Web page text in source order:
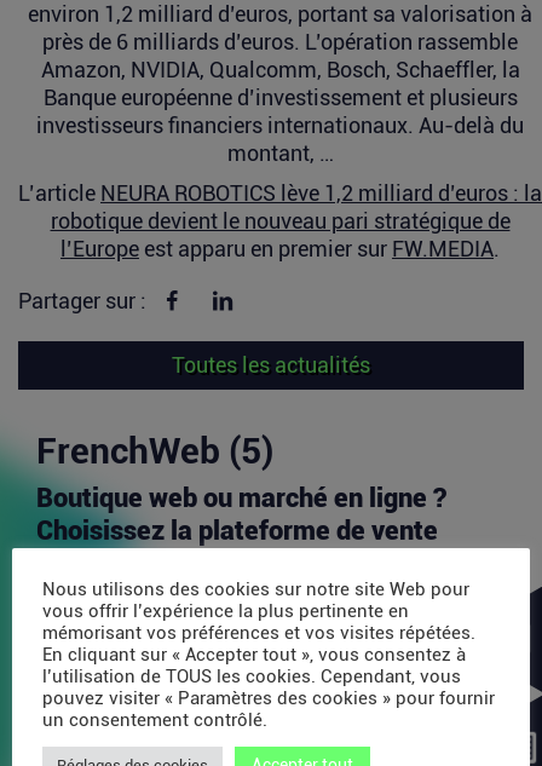
environ 1,2 milliard d’euros, portant sa valorisation à
près de 6 milliards d’euros. L’opération rassemble
Amazon, NVIDIA, Qualcomm, Bosch, Schaeffler, la
Banque européenne d’investissement et plusieurs
investisseurs financiers internationaux. Au-delà du
montant, …
L’article NEURA ROBOTICS lève 1,2 milliard d’euros : la
robotique devient le nouveau pari stratégique de
l’Europe est apparu en premier sur FW.MEDIA.
Partager sur : Partager sur Facebook
Toutes les actualités
FrenchWeb (5)
Boutique web ou marché en ligne ?
Choisissez la plateforme de vente
Aujourd’hui, l’un des principaux défis pour les
vendeurs en ligne est d’identifier les canaux de...
Lire la suite
Nous utilisons des cookies sur notre site Web pour
vous offrir l’expérience la plus pertinente en
mémorisant vos préférences et vos visites répétées.
En cliquant sur « Accepter tout », vous consentez à
l’utilisation de TOUS les cookies. Cependant, vous
pouvez visiter « Paramètres des cookies » pour fournir
un consentement contrôlé.